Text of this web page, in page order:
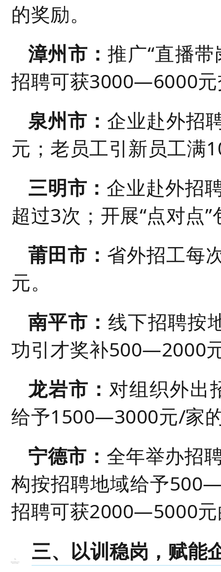
的奖励。
漳州市：推广“直播
招聘可获3000—6000
泉州市： 企业赴外招
元；老员工引新员工满
三明市： 企业赴外招
超过3次；开展“点对点
莆田市： 省外招工每
元。
南平市 ： 线下招聘按
功引才奖补500—2000
龙岩市： 对组织外出
给予1500—3000元/家
宁德市： 全年举办招
构按招聘地域给予500
招聘可获2000—5000
三、以训稳岗，赋能